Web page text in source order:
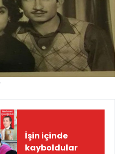
İşin içinde
kayboldular